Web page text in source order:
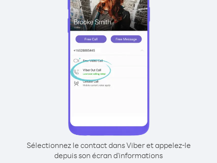
Sélectionnez le contact dans Viber et appelez-le
depuis son écran d'informations